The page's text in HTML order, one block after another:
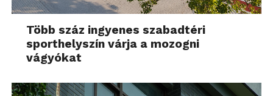
Több száz ingyenes szabadtéri
sporthelyszín várja a mozogni
vágyókat